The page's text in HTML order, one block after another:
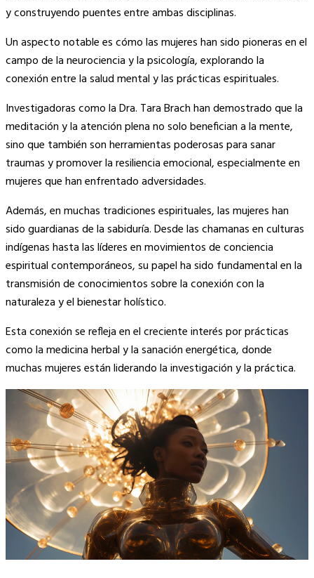
y construyendo puentes entre ambas disciplinas.
Un aspecto notable es cómo las mujeres han sido pioneras en el
campo de la neurociencia y la psicología, explorando la
conexión entre la salud mental y las prácticas espirituales.
Investigadoras como la Dra. Tara Brach han demostrado que la
meditación y la atención plena no solo benefician a la mente,
sino que también son herramientas poderosas para sanar
traumas y promover la resiliencia emocional, especialmente en
mujeres que han enfrentado adversidades.
Además, en muchas tradiciones espirituales, las mujeres han
sido guardianas de la sabiduría. Desde las chamanas en culturas
indígenas hasta las líderes en movimientos de conciencia
espiritual contemporáneos, su papel ha sido fundamental en la
transmisión de conocimientos sobre la conexión con la
naturaleza y el bienestar holístico.
Esta conexión se refleja en el creciente interés por prácticas
como la medicina herbal y la sanación energética, donde
muchas mujeres están liderando la investigación y la práctica.